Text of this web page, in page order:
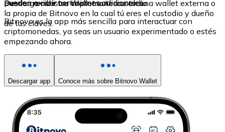
pueden existir comisiones adicionales.
Puedes recibir tus criptomonedas en una wallet externa o
la propia de Bitnovo en la cual tú eres el custodio y dueño
de tus claves.
Descarga nuestra Wallet auto-custodia
Bitnovo es la app más sencilla para interactuar con
criptomonedas, ya seas un usuario experimentado o estés
empezando ahora.
Descargar app Conoce más sobre Bitnovo Wallet